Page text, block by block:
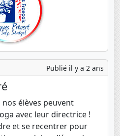
Publié il y a 2 ans
élèves peuvent
avec leur directrice !
et se recentrer pour